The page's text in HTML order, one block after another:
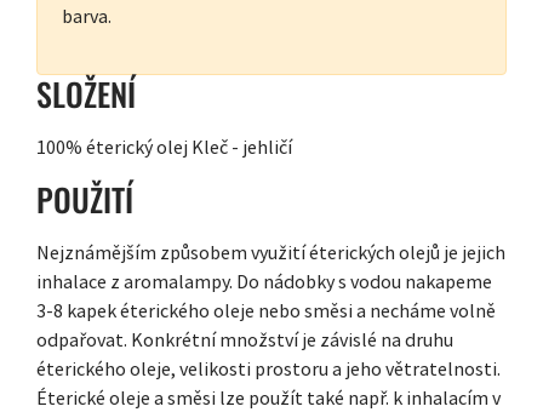
barva.
SLOŽENÍ
100% éterický olej Kleč - jehličí
POUŽITÍ
Nejznámějším způsobem využití éterických olejů je jejich
inhalace z aromalampy. Do nádobky s vodou nakapeme
3-8 kapek éterického oleje nebo směsi a necháme volně
odpařovat. Konkrétní množství je závislé na druhu
éterického oleje, velikosti prostoru a jeho větratelnosti.
Éterické oleje a směsi lze použít také např. k inhalacím v